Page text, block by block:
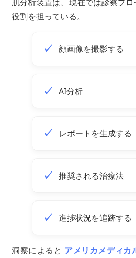
役割を担っている。
顔画像を撮影する
AI分析
レポートを生成する
推奨される治療法
進捗状況を追跡する
洞察によると アメリカメディカ